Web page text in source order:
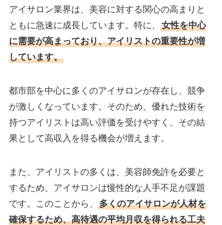
アイサロン業界は、美容に対する関心の高まりと
ともに急速に成長しています。特に、 女性を中心
に需要が高まっており、アイリストの重要性が増
しています。
都市部を中心に多くのアイサロンが存在し、競争
が激しくなっています。そのため、優れた技術を
持つアイリストは高い評価を受けやすく、その結
果として高収入を得る機会が増えます。
また、アイリストの多くは、美容師免許を必要と
するため、アイサロンは慢性的な人手不足が課題
です。このことから、 多くのアイサロンが人材を
確保するため、高待遇の平均月収を得られる工夫